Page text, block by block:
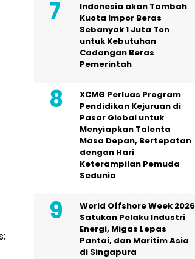
Indonesia akan Tambah
Kuota Impor Beras
Sebanyak 1 Juta Ton
untuk Kebutuhan
Cadangan Beras
Pemerintah
XCMG Perluas Program
Pendidikan Kejuruan di
Pasar Global untuk
Menyiapkan Talenta
Masa Depan, Bertepatan
dengan Hari
Keterampilan Pemuda
Sedunia
World Offshore Week 2026
Satukan Pelaku Industri
Energi, Migas Lepas
Pantai, dan Maritim Asia
di Singapura